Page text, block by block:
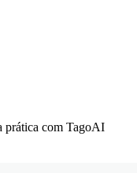
prática com TagoAI